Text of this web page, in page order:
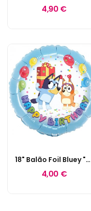
4,90 €
18" Balão Foil Bluey "Happy Birthday"
4,00 €